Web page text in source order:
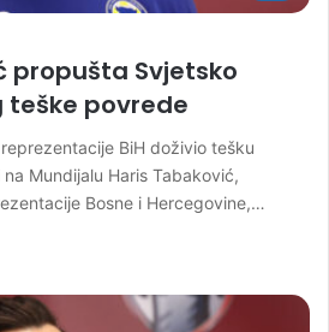
propušta Svjetsko
teške povrede
BiH doživio tešku
Mundijalu Haris Tabaković,
Bosne i Hercegovine,…